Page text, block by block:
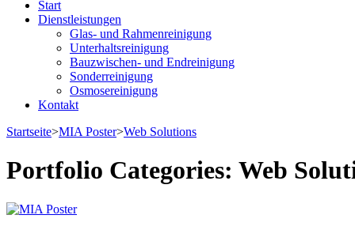
Start
Dienstleistungen
Glas- und Rahmenreinigung
Unterhaltsreinigung
Bauzwischen- und Endreinigung
Sonderreinigung
Osmosereinigung
Kontakt
Startseite>MIA Poster>Web Solutions
Portfolio Categories: Web